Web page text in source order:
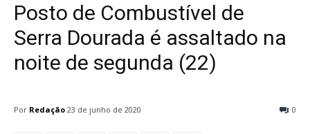
Posto de Combustível de
Serra Dourada é assaltado na
noite de segunda (22)
Por Redação 0
23 de junho de 2020